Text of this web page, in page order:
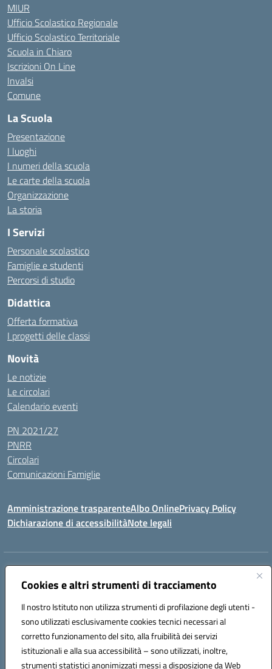
Cookies e altri strumenti di tracciamento
Il nostro Istituto non utilizza strumenti di profilazione degli utenti -
sono utilizzati esclusivamente cookies tecnici necessari al
corretto funzionamento del sito, alla fruibilità dei servizi
istituzionali e alla sua accessibilità – sono utilizzati, inoltre,
strumenti statistici anonimizzati messi a disposizione da Web
MIUR
Ufficio Scolastico Regionale
Ufficio Scolastico Territoriale
Scuola in Chiaro
Iscrizioni On Line
Invalsi
Comune
La Scuola
Presentazione
I luoghi
I numeri della scuola
Le carte della scuola
Organizzazione
La storia
I Servizi
Personale scolastico
Famiglie e studenti
Percorsi di studio
Didattica
Offerta formativa
I progetti delle classi
Novità
Le notizie
Le circolari
Calendario eventi
PN 2021/27
PNRR
Circolari
Comunicazioni Famiglie
Amministrazione trasparenteAlbo OnlinePrivacy Policy
Dichiarazione di accessibilitàNote legali
Indirizzo:
Centralino:(+39) 0737787634 Email:mcic80700n@istruzione.it
Codice fiscale: 92010940432
Codice meccanografico:
MCIC80700N
Codice unico di fatturazione (CUF): UF5MY2